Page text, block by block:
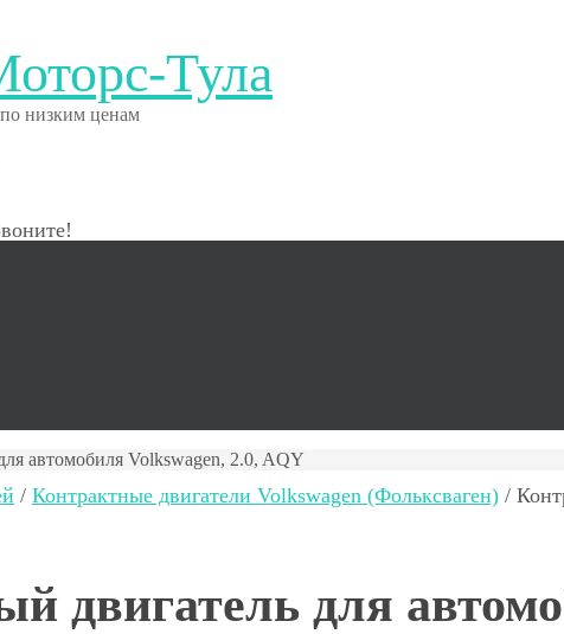
Тула
низким ценам
автомобиля Volkswagen, 2.0, AQY
/ Контрактные двигатели Volkswagen (Фольксваген) /
двигатель для